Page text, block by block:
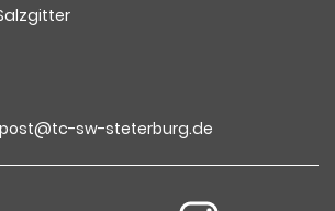
post@tc-sw-steterburg.de